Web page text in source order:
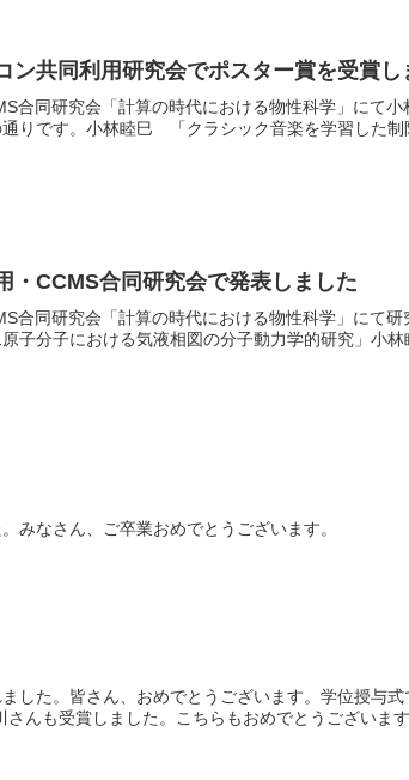
ン共同利用研究会でポスター賞を受賞し
合同研究会「計算の時代における物性科学」にて
りです。小林睦巳 「クラシック音楽を学習した
・CCMS合同研究会で発表しました
合同研究会「計算の時代における物性科学」にて
子分子における気液相図の分子動力学的研究」小
みなさん、ご卒業おめでとうございます。
した。皆さん、おめでとうございます。学位授与
んも受賞しました。こちらもおめでとうございます